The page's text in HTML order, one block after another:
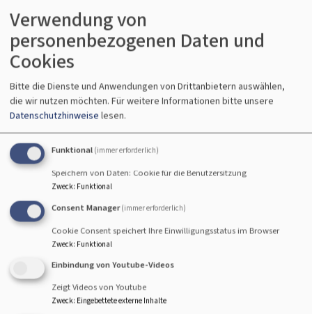
Verwendung von
personenbezogenen Daten und
Cookies
Bitte die Dienste und Anwendungen von Drittanbietern auswählen,
die wir nutzen möchten. Für weitere Informationen bitte unsere
Datenschutzhinweise lesen.
Funktional (immer erforderlich)
Speichern von Daten: Cookie für die Benutzersitzung
Zweck: Funktional
Consent Manager (immer erforderlich)
Cookie Consent speichert Ihre Einwilligungsstatus im Browser
Zweck: Funktional
Einbindung von Youtube-Videos
Zeigt Videos von Youtube
Zweck: Eingebettete externe Inhalte